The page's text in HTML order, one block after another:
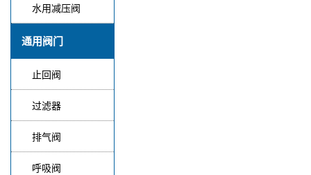
水用减压阀
通用阀门
止回阀
过滤器
排气阀
呼吸阀